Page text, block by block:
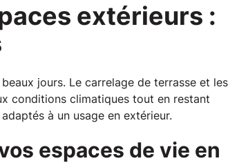
extérieurs :
jours. Le carrelage de terrasse et les
conditions climatiques tout en restant
à un usage en extérieur.
espaces de vie en